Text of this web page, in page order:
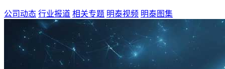
公司动态 行业报道 相关专题 明泰视频 明泰图集